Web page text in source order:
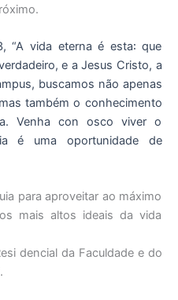
“A vida eterna é esta꞉ que
e a Jesus Cristo, a
buscamos não apenas
também o conhecimento
Venha con osco viver o
é uma oportunidade de
para aproveitar ao máximo
mais altos ideais da vida
dencial da Faculdade e do